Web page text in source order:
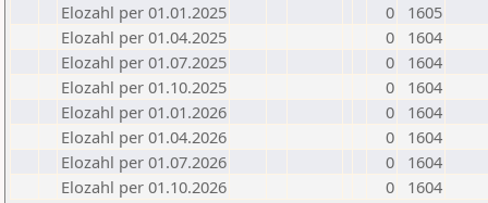
Elozahl per 01.01.2025
0
1605
Elozahl per 01.04.2025
0
1604
Elozahl per 01.07.2025
0
1604
Elozahl per 01.10.2025
0
1604
Elozahl per 01.01.2026
0
1604
Elozahl per 01.04.2026
0
1604
Elozahl per 01.07.2026
0
1604
Elozahl per 01.10.2026
0 1604